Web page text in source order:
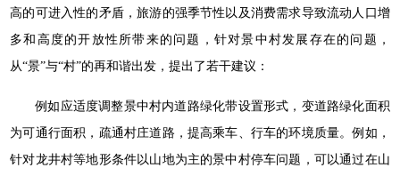
高的可进入性的矛盾，旅游的强季节性以及消费需求导致流动人口增
多和高度的开放性所带来的问题，针对景中村发展存在的问题，
从“景”与“村”的再和谐出发，提出了若干建议：
例如应适度调整景中村内道路绿化带设置形式，变道路绿化面积
为可通行面积，疏通村庄道路，提高乘车、行车的环境质量。例如，
针对龙井村等地形条件以山地为主的景中村停车问题，可以通过在山